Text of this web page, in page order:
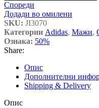
Спореди
Додади во омилени
SKU: JI3070
Категории Adidas, Мажи,
Ознака: 50%
Share:
Опис
Дополнителни
Shipping & Delivery
Опис